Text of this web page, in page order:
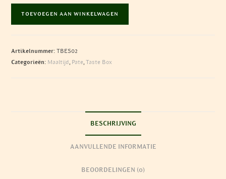
BOX,
400gr
TOEVOEGEN AAN WINKELWAGEN
Artikelnummer:TBES02
Categorieën: Maaltijd, Pate,Taste Box
BESCHRIJVING
AANVULLENDE INFORMATIE
BEOORDELINGEN (0)